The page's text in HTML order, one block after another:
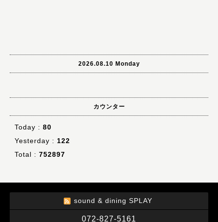
2026.08.10 Monday
カウンター
Today : 80
Yesterday : 122
Total : 752897
sound & dining SPLAY
072-827-5161